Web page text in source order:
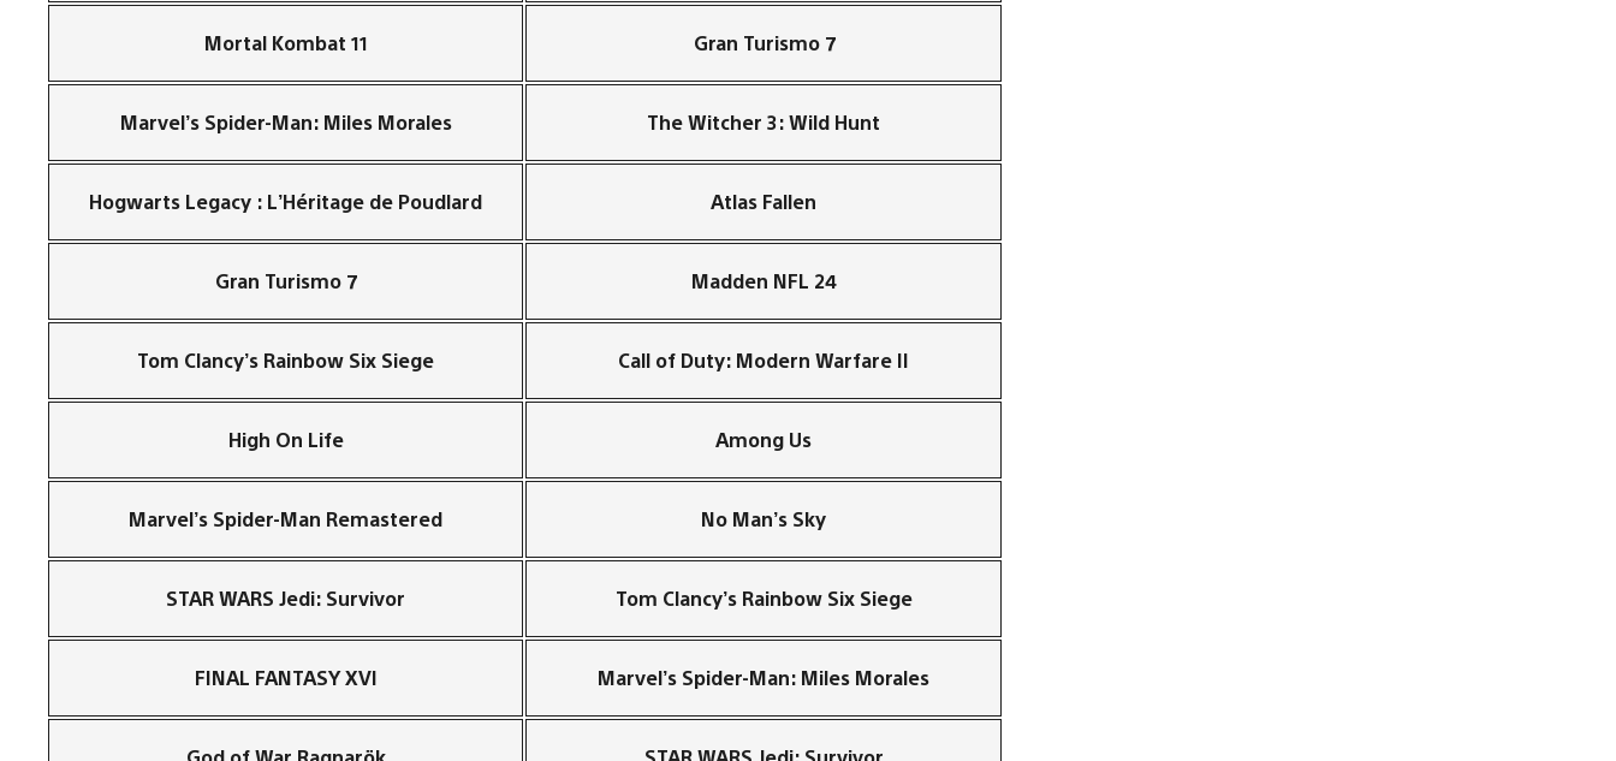
Mortal Kombat 11 Gran Turismo 7
Marvel’s Spider-Man: Miles Morales The Witcher 3: Wild Hunt
Hogwarts Legacy : L’Héritage de Poudlard Atlas Fallen
Gran Turismo 7 Madden NFL 24
Tom Clancy’s Rainbow Six Siege Call of Duty: Modern Warfare II
High On Life Among Us
Marvel’s Spider-Man Remastered No Man’s Sky
STAR WARS Jedi: Survivor Tom Clancy’s Rainbow Six Siege
FINAL FANTASY XVI Marvel’s Spider-Man: Miles Morales